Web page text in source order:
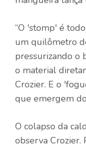
“O 'stomp' é
um quilômetro
pressurizando o
o material
Crozier. E o
que emergem
O colapso da
observa Crozier.